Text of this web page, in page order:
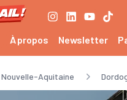
À propos Newsletter
Nouvelle-Aquitaine